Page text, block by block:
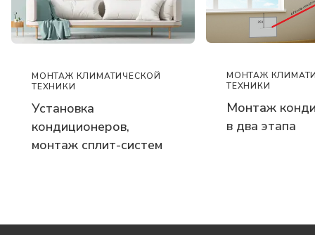
МОНТАЖ КЛИМАТИЧЕСКОЙ
ТЕХНИКИ
Установка
кондиционеров,
монтаж сплит-систем
МОНТАЖ
ТЕХНИКИ
Монтаж
в два этапа